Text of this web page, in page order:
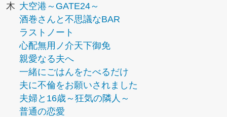
木 大空港～GATE24～
酒巻さんと不思議なBAR
ラストノート
心配無用ノ介天下御免
親愛なる夫へ
一緒にごはんをたべるだけ
夫に不倫をお願いされました
夫婦と16歳～狂気の隣人～
普通の恋愛